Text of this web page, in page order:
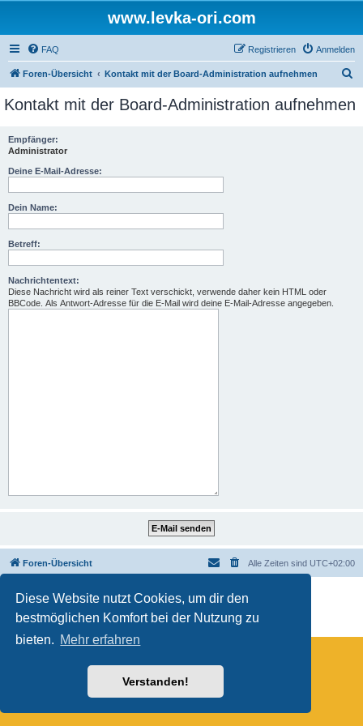
Diese Website nutzt Cookies, um dir den
bestmöglichen Komfort bei der Nutzung zu
bieten. Mehr erfahren
Verstanden!
www.levka-ori.com
FAQ Anmelden
Registrieren
Foren-Übersicht Kontakt mit der Board-Administration aufnehmen
c
Kontakt mit der Board-Administration aufnehmen
Empfänger:
Administrator
Deine E-Mail-Adresse:
Dein Name:
Betreff:
Nachrichtentext:
Diese Nachricht wird als reiner Text verschickt, verwende daher kein HTML oder
BBCode. Als Antwort-Adresse für die E-Mail wird deine E-Mail-Adresse angegeben.
Foren-Übersicht Alle Zeiten sind UTC+02:00
Powered by phpBB
® Forum Software © phpBB Limited
Deutsche Übersetzung durch
Datenschutz|Nutzungsbedingungen